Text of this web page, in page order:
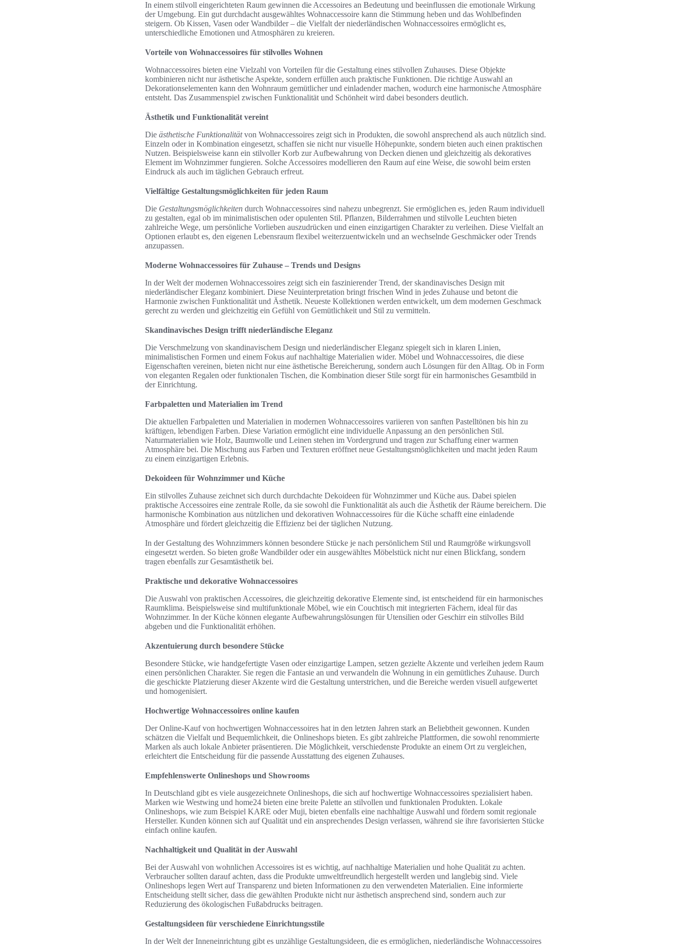
In einem stilvoll eingerichteten Raum gewinnen die Accessoires an Bedeutung und beeinflussen die emotionale Wirkung
der Umgebung. Ein gut durchdacht ausgewähltes Wohnaccessoire kann die Stimmung heben und das Wohlbefinden
steigern. Ob Kissen, Vasen oder Wandbilder – die Vielfalt der niederländischen Wohnaccessoires ermöglicht es,
unterschiedliche Emotionen und Atmosphären zu kreieren.
Vorteile von Wohnaccessoires für stilvolles Wohnen
Wohnaccessoires bieten eine Vielzahl von Vorteilen für die Gestaltung eines stilvollen Zuhauses. Diese Objekte
kombinieren nicht nur ästhetische Aspekte, sondern erfüllen auch praktische Funktionen. Die richtige Auswahl an
Dekorationselementen kann den Wohnraum gemütlicher und einladender machen, wodurch eine harmonische Atmosphäre
entsteht. Das Zusammenspiel zwischen Funktionalität und Schönheit wird dabei besonders deutlich.
Ästhetik und Funktionalität vereint
Die ästhetische Funktionalitätvon Wohnaccessoires zeigt sich in Produkten, die sowohl ansprechend als auch nützlich sind.
Einzeln oder in Kombination eingesetzt, schaffen sie nicht nur visuelle Höhepunkte, sondern bieten auch einen praktischen
Nutzen. Beispielsweise kann ein stilvoller Korb zur Aufbewahrung von Decken dienen und gleichzeitig als dekoratives
Element im Wohnzimmer fungieren. Solche Accessoires modellieren den Raum auf eine Weise, die sowohl beim ersten
Eindruck als auch im täglichen Gebrauch erfreut.
Vielfältige Gestaltungsmöglichkeiten für jeden Raum
Die Gestaltungsmöglichkeiten durch Wohnaccessoires sind nahezu unbegrenzt. Sie ermöglichen es, jeden Raum individuell
zu gestalten, egal ob im minimalistischen oder opulenten Stil. Pflanzen, Bilderrahmen und stilvolle Leuchten bieten
zahlreiche Wege, um persönliche Vorlieben auszudrücken und einen einzigartigen Charakter zu verleihen. Diese Vielfalt an
Optionen erlaubt es, den eigenen Lebensraum flexibel weiterzuentwickeln und an wechselnde Geschmäcker oder Trends
anzupassen.
Moderne Wohnaccessoires für Zuhause – Trends und Designs
In der Welt der modernen Wohnaccessoires zeigt sich ein faszinierender Trend, der skandinavisches Design mit
niederländischer Eleganz kombiniert. Diese Neuinterpretation bringt frischen Wind in jedes Zuhause und betont die
Harmonie zwischen Funktionalität und Ästhetik. Neueste Kollektionen werden entwickelt, um dem modernen Geschmack
gerecht zu werden und gleichzeitig ein Gefühl von Gemütlichkeit und Stil zu vermitteln.
Skandinavisches Design trifft niederländische Eleganz
Die Verschmelzung von skandinavischem Design und niederländischer Eleganz spiegelt sich in klaren Linien,
minimalistischen Formen und einem Fokus auf nachhaltige Materialien wider. Möbel und Wohnaccessoires, die diese
Eigenschaften vereinen, bieten nicht nur eine ästhetische Bereicherung, sondern auch Lösungen für den Alltag. Ob in Form
von eleganten Regalen oder funktionalen Tischen, die Kombination dieser Stile sorgt für ein harmonisches Gesamtbild in
der Einrichtung.
Farbpaletten und Materialien im Trend
Die aktuellen Farbpaletten und Materialien in modernen Wohnaccessoires variieren von sanften Pastelltönen bis hin zu
kräftigen, lebendigen Farben. Diese Variation ermöglicht eine individuelle Anpassung an den persönlichen Stil.
Naturmaterialien wie Holz, Baumwolle und Leinen stehen im Vordergrund und tragen zur Schaffung einer warmen
Atmosphäre bei. Die Mischung aus Farben und Texturen eröffnet neue Gestaltungsmöglichkeiten und macht jeden Raum
zu einem einzigartigen Erlebnis.
Dekoideen für Wohnzimmer und Küche
Ein stilvolles Zuhause zeichnet sich durch durchdachte Dekoideen für Wohnzimmer und Küche aus. Dabei spielen
praktische Accessoires eine zentrale Rolle, da sie sowohl die Funktionalität als auch die Ästhetik der Räume bereichern. Die
harmonische Kombination aus nützlichen und dekorativen Wohnaccessoires für die Küche schafft eine einladende
Atmosphäre und fördert gleichzeitig die Effizienz bei der täglichen Nutzung.
In der Gestaltung des Wohnzimmers können besondere Stücke je nach persönlichem Stil und Raumgröße wirkungsvoll
eingesetzt werden. So bieten große Wandbilder oder ein ausgewähltes Möbelstück nicht nur einen Blickfang, sondern
tragen ebenfalls zur Gesamtästhetik bei.
Praktische und dekorative Wohnaccessoires
Die Auswahl von praktischen Accessoires, die gleichzeitig dekorative Elemente sind, ist entscheidend für ein harmonisches
Raumklima. Beispielsweise sind multifunktionale Möbel, wie ein Couchtisch mit integrierten Fächern, ideal für das
Wohnzimmer. In der Küche können elegante Aufbewahrungslösungen für Utensilien oder Geschirr ein stilvolles Bild
abgeben und die Funktionalität erhöhen.
Akzentuierung durch besondere Stücke
Besondere Stücke, wie handgefertigte Vasen oder einzigartige Lampen, setzen gezielte Akzente und verleihen jedem Raum
einen persönlichen Charakter. Sie regen die Fantasie an und verwandeln die Wohnung in ein gemütliches Zuhause. Durch
die geschickte Platzierung dieser Akzente wird die Gestaltung unterstrichen, und die Bereiche werden visuell aufgewertet
und homogenisiert.
Hochwertige Wohnaccessoires online kaufen
Der Online-Kauf von hochwertigen Wohnaccessoires hat in den letzten Jahren stark an Beliebtheit gewonnen. Kunden
schätzen die Vielfalt und Bequemlichkeit, die Onlineshops bieten. Es gibt zahlreiche Plattformen, die sowohl renommierte
Marken als auch lokale Anbieter präsentieren. Die Möglichkeit, verschiedenste Produkte an einem Ort zu vergleichen,
erleichtert die Entscheidung für die passende Ausstattung des eigenen Zuhauses.
Empfehlenswerte Onlineshops und Showrooms
In Deutschland gibt es viele ausgezeichnete Onlineshops, die sich auf hochwertige Wohnaccessoires spezialisiert haben.
Marken wie Westwing und home24 bieten eine breite Palette an stilvollen und funktionalen Produkten. Lokale
Onlineshops, wie zum Beispiel KARE oder Muji, bieten ebenfalls eine nachhaltige Auswahl und fördern somit regionale
Hersteller. Kunden können sich auf Qualität und ein ansprechendes Design verlassen, während sie ihre favorisierten Stücke
einfach online kaufen.
Nachhaltigkeit und Qualität in der Auswahl
Bei der Auswahl von wohnlichen Accessoires ist es wichtig, auf nachhaltige Materialien und hohe Qualität zu achten.
Verbraucher sollten darauf achten, dass die Produkte umweltfreundlich hergestellt werden und langlebig sind. Viele
Onlineshops legen Wert auf Transparenz und bieten Informationen zu den verwendeten Materialien. Eine informierte
Entscheidung stellt sicher, dass die gewählten Produkte nicht nur ästhetisch ansprechend sind, sondern auch zur
Reduzierung des ökologischen Fußabdrucks beitragen.
Gestaltungsideen für verschiedene Einrichtungsstile
In der Welt der Inneneinrichtung gibt es unzählige Gestaltungsideen, die es ermöglichen, niederländische Wohnaccessoires